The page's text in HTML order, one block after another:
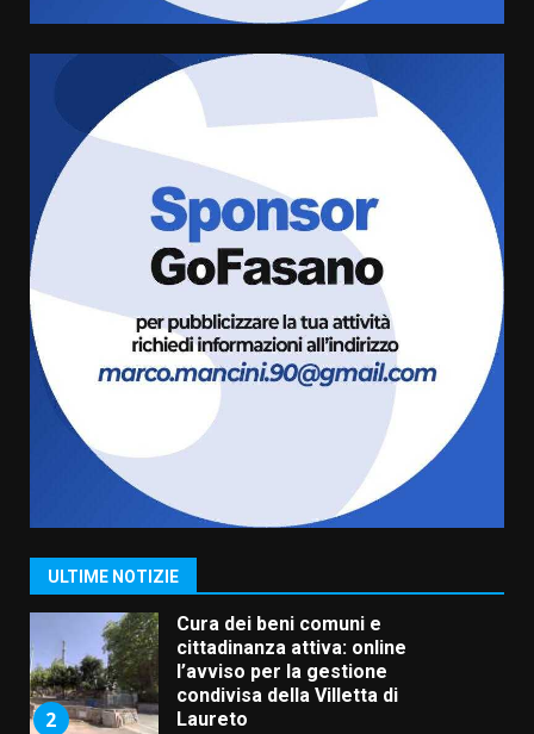
ULTIME NOTIZIE
Truffatori in azione nelle
frazioni fasanesi
5 Agosto 2026 11:03
Residenti di Savelletri scrivono
al Prefetto: “Noi cittadini di
serie B”
5 Agosto 2026 06:15
A Savelletri torna la Sagra del
Pesce Spada: appuntamento a
sabato 8 agosto
5 Agosto 2026 06:10
1
Grazia Neglia, coordinatrice
cittadina di Fratelli d’Italia,
pronta a tornare in Consiglio
2
Cura dei beni comuni e
cittadinanza attiva: online
l’avviso per la gestione
condivisa della Villetta di
Laureto